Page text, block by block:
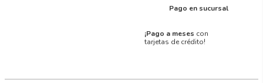
Pago en sucursal
¡Pago a meses con
tarjetas de crédito!